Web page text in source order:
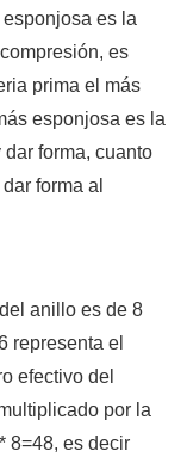
es la
es
prima el más
esponjosa es la
forma, cuanto
forma al
anillo es de 8
representa el
efectivo del
por la
8=48, es decir